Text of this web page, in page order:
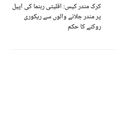
کرک مندر کیس: اقلیتی رہنما کی اپیل
پر مندر جلانے والوں سے ریکوری
روکنے کا حکم